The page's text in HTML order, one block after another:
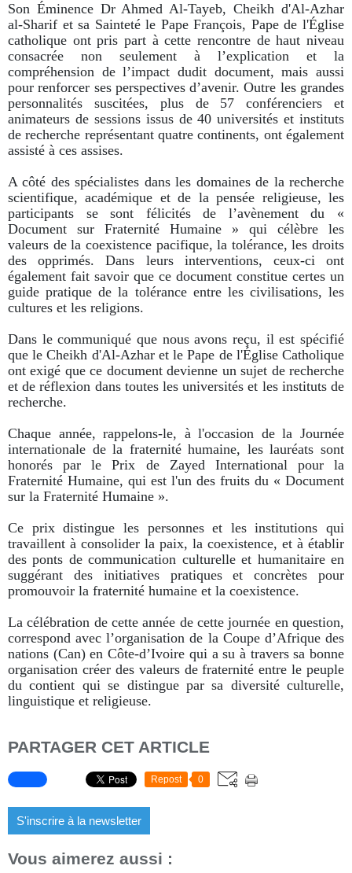
Son Éminence Dr Ahmed Al-Tayeb, Cheikh d'Al-Azhar
al-Sharif et sa Sainteté le Pape François, Pape de l'Église
catholique ont pris part à cette rencontre de haut niveau
consacrée non seulement à l’explication et la
compréhension de l’impact dudit document, mais aussi
pour renforcer ses perspectives d’avenir. Outre les grandes
personnalités suscitées, plus de 57 conférenciers et
animateurs de sessions issus de 40 universités et instituts
de recherche représentant quatre continents, ont également
assisté à ces assises.
A côté des spécialistes dans les domaines de la recherche
scientifique, académique et de la pensée religieuse, les
participants se sont félicités de l’avènement du «
Document sur Fraternité Humaine » qui célèbre les
valeurs de la coexistence pacifique, la tolérance, les droits
des opprimés. Dans leurs interventions, ceux-ci ont
également fait savoir que ce document constitue certes un
guide pratique de la tolérance entre les civilisations, les
cultures et les religions.
Dans le communiqué que nous avons reçu, il est spécifié
que le Cheikh d'Al-Azhar et le Pape de l'Église Catholique
ont exigé que ce document devienne un sujet de recherche
et de réflexion dans toutes les universités et les instituts de
recherche.
Chaque année, rappelons-le, à l'occasion de la Journée
internationale de la fraternité humaine, les lauréats sont
honorés par le Prix de Zayed International pour la
Fraternité Humaine, qui est l'un des fruits du « Document
sur la Fraternité Humaine ».
Ce prix distingue les personnes et les institutions qui
travaillent à consolider la paix, la coexistence, et à établir
des ponts de communication culturelle et humanitaire en
suggérant des initiatives pratiques et concrètes pour
promouvoir la fraternité humaine et la coexistence.
La célébration de cette année de cette journée en question,
correspond avec l’organisation de la Coupe d’Afrique des
nations (Can) en Côte-d’Ivoire qui a su à travers sa bonne
organisation créer des valeurs de fraternité entre le peuple
du contient qui se distingue par sa diversité culturelle,
linguistique et religieuse.
PARTAGER CET ARTICLE
Repost 0
S'inscrire à la newsletter
Vous aimerez aussi :